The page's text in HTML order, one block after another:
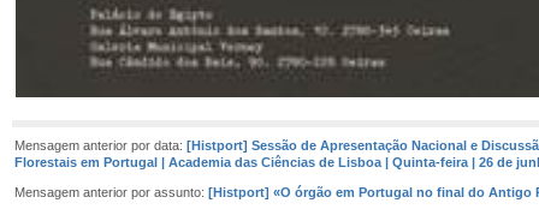
Mensagem anterior por data: [Histport] Sessão de Apresentação Nacional e
Florestais em Portugal | Academia das Ciências de Lisboa | Quinta-feira | 26 de
Mensagem anterior por assunto: [Histport] «O órgão em Portugal no final do Antigo